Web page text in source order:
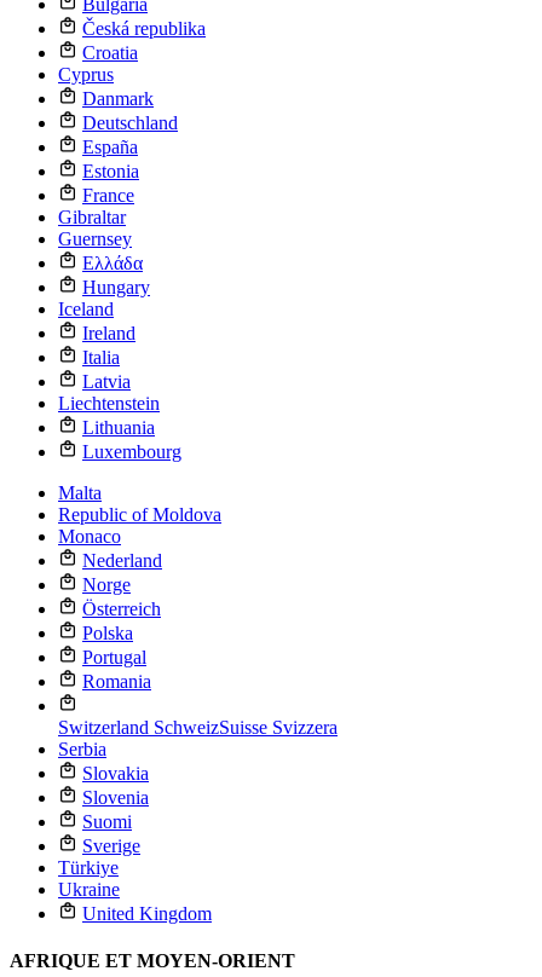
Česká republika
Croatia
Cyprus
Danmark
Deutschland
España
Estonia
France
Gibraltar
Guernsey
Ελλάδα
Hungary
Iceland
Ireland
Italia
Latvia
Liechtenstein
Lithuania
Luxembourg
Malta
Republic of Moldova
Monaco
Nederland
Norge
Österreich
Polska
Portugal
Romania
Switzerland SchweizSuisse Svizzera
Serbia
Slovakia
Slovenia
Suomi
Sverige
Türkiye
Ukraine
United Kingdom
AFRIQUE ET MOYEN-ORIENT